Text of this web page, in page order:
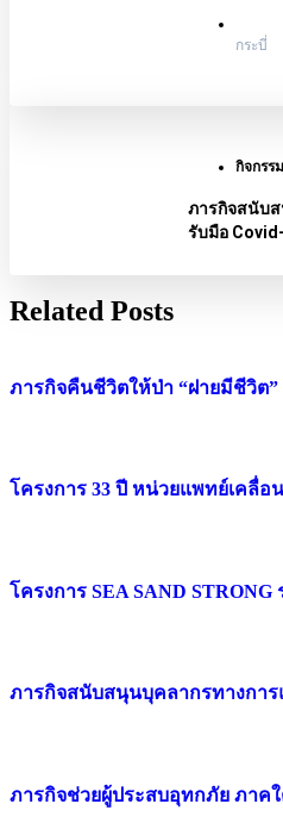
กระบี่
กิจกรร
ภารกิจสนับ
รับมือ
Related Posts
ภารกิจคืนชีวิตให้ป่า “ฝายมีชีวิต”
โครงการ 33 ปี หน่วยแพทย์เคลื่อ
โครงการ SEA SAND STRONG
ภารกิจสนับสนุนบุคลากรทางการ
ภารกิจช่วยผู้ประสบอุทกภัย ภาคใ